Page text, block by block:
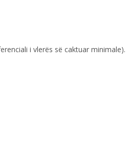
i vlerës së caktuar minimale).